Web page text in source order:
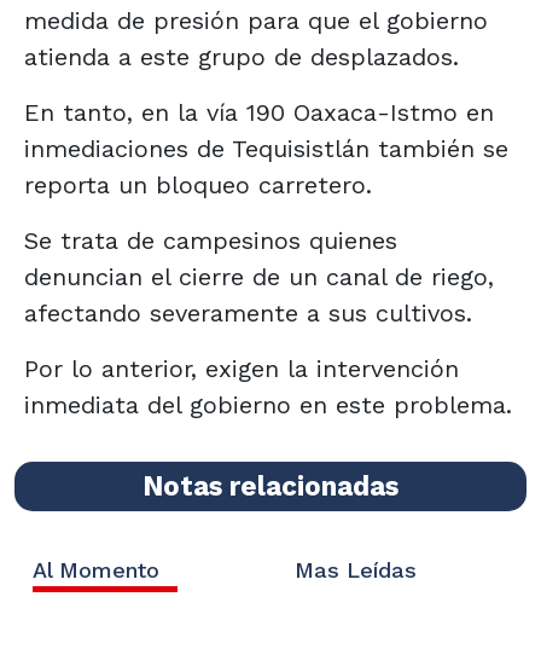
medida de presión para que el gobierno
atienda a este grupo de desplazados.
En tanto, en la vía 190 Oaxaca-Istmo en
inmediaciones de Tequisistlán también se
reporta un bloqueo carretero.
Se trata de campesinos quienes
denuncian el cierre de un canal de riego,
afectando severamente a sus cultivos.
Por lo anterior, exigen la intervención
inmediata del gobierno en este problema.
Notas relacionadas
Al Momento Mas Leídas